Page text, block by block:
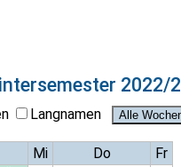
2022/
Langnamen
Mi Do
Fr